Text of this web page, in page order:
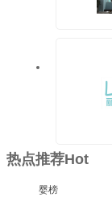
热点推荐Hot
婴榜